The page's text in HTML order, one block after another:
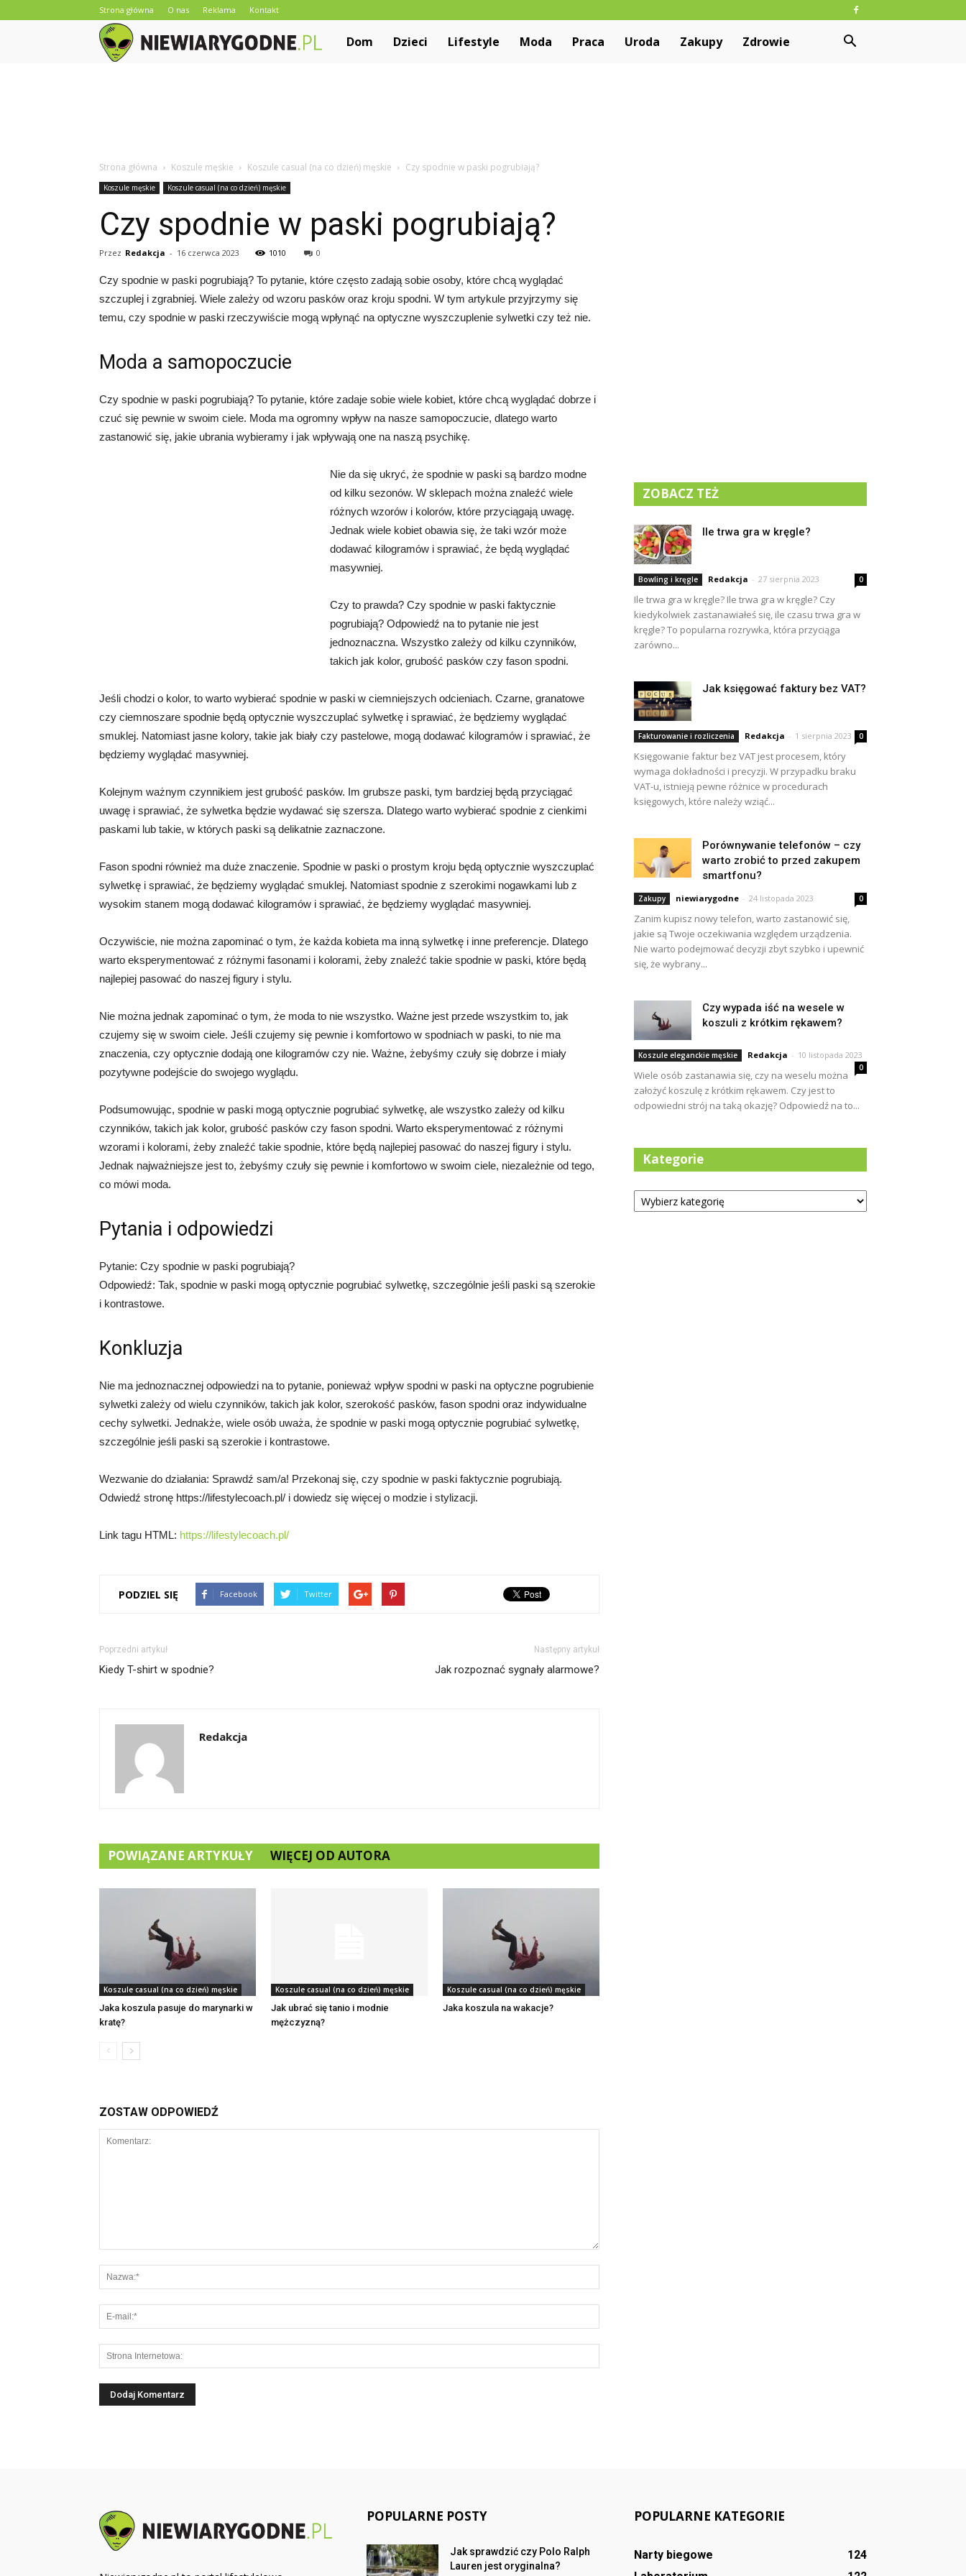
Strona główna O nas Reklama Kontakt
Niewiarygodne.pl
Dom Dzieci Lifestyle Moda Praca Uroda Zakupy Zdrowie
Strona główna Koszule męskie Koszule casual (na co dzień) męskie Czy spodnie w paski pogrubiają?
Koszule męskie Koszule casual (na co dzień) męskie
Czy spodnie w paski pogrubiają?
Przez Redakcja - 16 czerwca 2023 1010 0
Czy spodnie w paski pogrubiają? To pytanie, które często zadają sobie osoby, które chcą wyglądać
szczuplej i zgrabniej. Wiele zależy od wzoru pasków oraz kroju spodni. W tym artykule przyjrzymy się
temu, czy spodnie w paski rzeczywiście mogą wpłynąć na optyczne wyszczuplenie sylwetki czy też nie.
Moda a samopoczucie
Czy spodnie w paski pogrubiają? To pytanie, które zadaje sobie wiele kobiet, które chcą wyglądać dobrze i
czuć się pewnie w swoim ciele. Moda ma ogromny wpływ na nasze samopoczucie, dlatego warto
zastanowić się, jakie ubrania wybieramy i jak wpływają one na naszą psychikę.
Nie da się ukryć, że spodnie w paski są bardzo modne
od kilku sezonów. W sklepach można znaleźć wiele
różnych wzorów i kolorów, które przyciągają uwagę.
Jednak wiele kobiet obawia się, że taki wzór może
dodawać kilogramów i sprawiać, że będą wyglądać
masywniej.
Czy to prawda? Czy spodnie w paski faktycznie
pogrubiają? Odpowiedź na to pytanie nie jest
jednoznaczna. Wszystko zależy od kilku czynników,
takich jak kolor, grubość pasków czy fason spodni.
Jeśli chodzi o kolor, to warto wybierać spodnie w paski w ciemniejszych odcieniach. Czarne, granatowe
czy ciemnoszare spodnie będą optycznie wyszczuplać sylwetkę i sprawiać, że będziemy wyglądać
smuklej. Natomiast jasne kolory, takie jak biały czy pastelowe, mogą dodawać kilogramów i sprawiać, że
będziemy wyglądać masywniej.
Kolejnym ważnym czynnikiem jest grubość pasków. Im grubsze paski, tym bardziej będą przyciągać
uwagę i sprawiać, że sylwetka będzie wydawać się szersza. Dlatego warto wybierać spodnie z cienkimi
paskami lub takie, w których paski są delikatnie zaznaczone.
Fason spodni również ma duże znaczenie. Spodnie w paski o prostym kroju będą optycznie wyszczuplać
sylwetkę i sprawiać, że będziemy wyglądać smuklej. Natomiast spodnie z szerokimi nogawkami lub z
wysokim stanem mogą dodawać kilogramów i sprawiać, że będziemy wyglądać masywniej.
Oczywiście, nie można zapominać o tym, że każda kobieta ma inną sylwetkę i inne preferencje. Dlatego
warto eksperymentować z różnymi fasonami i kolorami, żeby znaleźć takie spodnie w paski, które będą
najlepiej pasować do naszej figury i stylu.
Nie można jednak zapominać o tym, że moda to nie wszystko. Ważne jest przede wszystkim to, jak
czujemy się w swoim ciele. Jeśli czujemy się pewnie i komfortowo w spodniach w paski, to nie ma
znaczenia, czy optycznie dodają one kilogramów czy nie. Ważne, żebyśmy czuły się dobrze i miały
pozytywne podejście do swojego wyglądu.
Podsumowując, spodnie w paski mogą optycznie pogrubiać sylwetkę, ale wszystko zależy od kilku
czynników, takich jak kolor, grubość pasków czy fason spodni. Warto eksperymentować z różnymi
wzorami i kolorami, żeby znaleźć takie spodnie, które będą najlepiej pasować do naszej figury i stylu.
Jednak najważniejsze jest to, żebyśmy czuły się pewnie i komfortowo w swoim ciele, niezależnie od tego,
co mówi moda.
Pytania i odpowiedzi
Pytanie: Czy spodnie w paski pogrubiają?
Odpowiedź: Tak, spodnie w paski mogą optycznie pogrubiać sylwetkę, szczególnie jeśli paski są szerokie
i kontrastowe.
Konkluzja
Nie ma jednoznacznej odpowiedzi na to pytanie, ponieważ wpływ spodni w paski na optyczne pogrubienie
sylwetki zależy od wielu czynników, takich jak kolor, szerokość pasków, fason spodni oraz indywidualne
cechy sylwetki. Jednakże, wiele osób uważa, że spodnie w paski mogą optycznie pogrubiać sylwetkę,
szczególnie jeśli paski są szerokie i kontrastowe.
Wezwanie do działania: Sprawdź sam/a! Przekonaj się, czy spodnie w paski faktycznie pogrubiają.
Odwiedź stronę https://lifestylecoach.pl/ i dowiedz się więcej o modzie i stylizacji.
Link tagu HTML: https://lifestylecoach.pl/
PODZIEL SIĘ Facebook Twitter
Poprzedni artykuł
Kiedy T-shirt w spodnie?
Następny artykuł
Jak rozpoznać sygnały alarmowe?
Redakcja
POWIĄZANE ARTYKUŁY WIĘCEJ OD AUTORA
Koszule casual (na co dzień) męskie
Jaka koszula pasuje do marynarki w
kratę?
Koszule casual (na co dzień) męskie
Jak ubrać się tanio i modnie
mężczyzną?
Koszule casual (na co dzień) męskie
Jaka koszula na wakacje?
ZOSTAW ODPOWIEDŹ
ZOBACZ TEŻ
Ile trwa gra w kręgle?
Bowling i kręgle Redakcja - 27 sierpnia 2023 0
Ile trwa gra w kręgle? Ile trwa gra w kręgle? Czy
kiedykolwiek zastanawiałeś się, ile czasu trwa gra w
kręgle? To popularna rozrywka, która przyciąga
zarówno...
Jak księgować faktury bez VAT?
Fakturowanie i rozliczenia Redakcja - 1 sierpnia 2023 0
Księgowanie faktur bez VAT jest procesem, który
wymaga dokładności i precyzji. W przypadku braku
VAT-u, istnieją pewne różnice w procedurach
księgowych, które należy wziąć...
Porównywanie telefonów – czy
warto zrobić to przed zakupem
smartfonu?
Zakupy niewiarygodne - 24 listopada 2023 0
Zanim kupisz nowy telefon, warto zastanowić się,
jakie są Twoje oczekiwania względem urządzenia.
Nie warto podejmować decyzji zbyt szybko i upewnić
się, że wybrany...
Czy wypada iść na wesele w
koszuli z krótkim rękawem?
Koszule eleganckie męskie Redakcja - 10 listopada 2023
0
Wiele osób zastanawia się, czy na weselu można
założyć koszulę z krótkim rękawem. Czy jest to
odpowiedni strój na taką okazję? Odpowiedź na to...
Kategorie
Kategorie
POPULARNE POSTY
Jak sprawdzić czy Polo Ralph
Lauren jest oryginalna?
POPULARNE KATEGORIE
Narty biegowe
124